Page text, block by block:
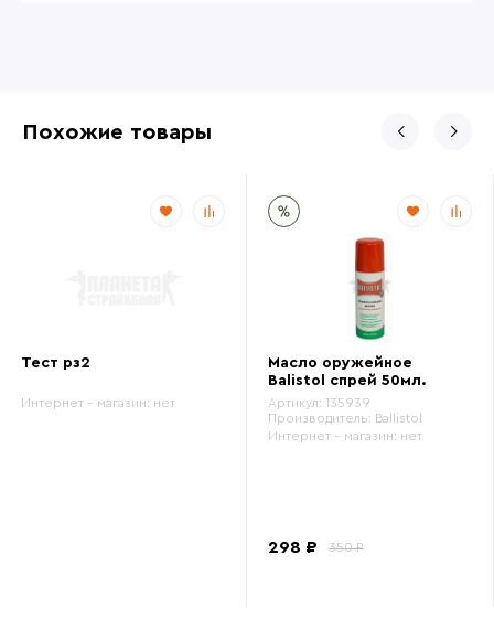
Похожие товары
Тест рз2
Интернет - магазин: нет
Масло оружейное
Balistol спрей 50мл.
Артикул: 135939
Производитель: Ballistol
Интернет - магазин: нет
350 ₽
298 ₽